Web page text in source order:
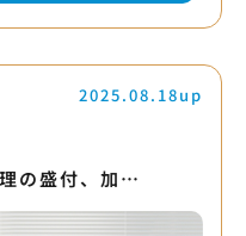
2025.08.18up
の盛付、加…